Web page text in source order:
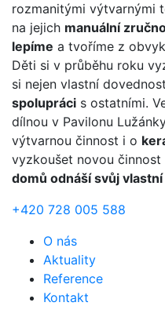
rozmanitými výtvarnými
na jejich manuální
lepíme a tvoříme z
Děti si v průběhu roku
si nejen vlastní
spolupráci s ostatními.
dílnou v Pavilonu
výtvarnou činnost i o
vyzkoušet novou činnost
domů odnáší svůj
+420 728 005 588
O nás
Aktuality
Reference
Kontakt